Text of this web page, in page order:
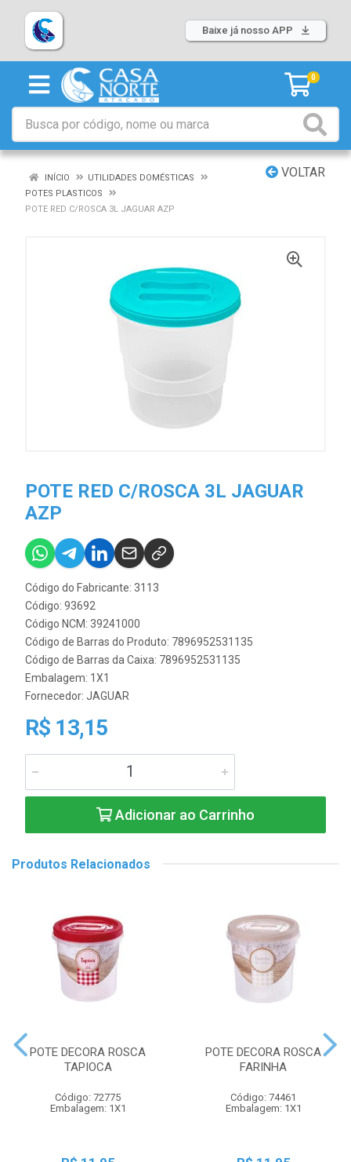
Baixe já nosso APP
0
VOLTAR
INÍCIO
UTILIDADES DOMÉSTICAS
POTES PLASTICOS
POTE RED C/ROSCA 3L JAGUAR AZP
POTE RED C/ROSCA 3L JAGUAR
AZP
Código do Fabricante: 3113
Código: 93692
Código NCM: 39241000
Código de Barras do Produto: 7896952531135
Código de Barras da Caixa: 7896952531135
Embalagem: 1X1
Fornecedor: JAGUAR
R$ 13,15
Adicionar ao Carrinho
Produtos Relacionados
POTE DECORA ROSCA
TAPIOCA
Código: 72775
Embalagem: 1X1
POTE DECORA ROSCA
FARINHA
Código: 74461
Embalagem: 1X1